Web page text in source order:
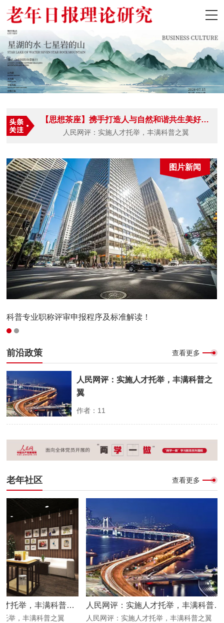
前沿政策
首页
前沿政策
老年社区
理论研究
风采报道
科普资讯
数字报
科教视频
特别声明
科普合作
联系我们
信息查询
【思想茶座】携手打造人与自然和谐共生美好未来
人民网评：实施人才托举，丰满科普之翼
图片新闻
科普专业职称评审申报程序及标准解读！
实施人才托举，丰满科普之翼
前沿政策 查看更多
人民网评：实施人才托举，丰满科普之
翼
作者：11
发布时间：2026-01-31
老年社区 查看更多
人民网评：实施人才托举，丰满科普之翼
举，丰满科普之翼
人民网评：实施人才托举，丰满科普之翼
人民网评：实施人才托举，丰满科普之翼